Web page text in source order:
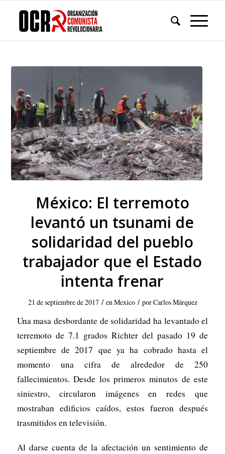
México: El terremoto
levantó un tsunami de
solidaridad del pueblo
trabajador que el Estado
intenta frenar
21 de septiembre de 2017 / enMexico / porCarlos Márquez
Una masa desbordante de solidaridad ha levantado el
terremoto de 7.1 grados Richter del pasado 19 de
septiembre de 2017 que ya ha cobrado hasta el
momento una cifra de alrededor de 250
fallecimientos. Desde los primeros minutos de este
siniestro, circularon imágenes en redes que
mostraban edificios caídos, estos fueron después
trasmitidos en televisión.
Al darse cuenta de la afectación un sentimiento de